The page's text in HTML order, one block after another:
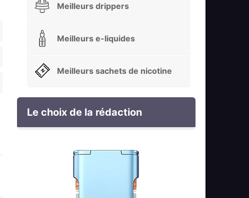
Meilleurs drippers
Meilleurs e-liquides
Meilleurs sachets de nicotine
Le choix de la rédaction